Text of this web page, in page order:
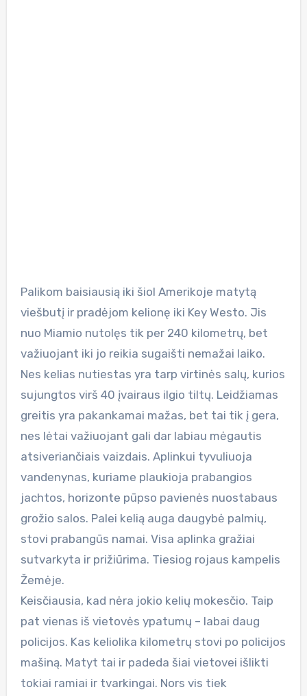
Palikom baisiausią iki šiol Amerikoje matytą
viešbutį ir pradėjom kelionę iki Key Westo. Jis
nuo Miamio nutolęs tik per 240 kilometrų, bet
važiuojant iki jo reikia sugaišti nemažai laiko.
Nes kelias nutiestas yra tarp virtinės salų, kurios
sujungtos virš 40 įvairaus ilgio tiltų. Leidžiamas
greitis yra pakankamai mažas, bet tai tik į gera,
nes lėtai važiuojant gali dar labiau mėgautis
atsiveriančiais vaizdais. Aplinkui tyvuliuoja
vandenynas, kuriame plaukioja prabangios
jachtos, horizonte pūpso pavienės nuostabaus
grožio salos. Palei kelią auga daugybė palmių,
stovi prabangūs namai. Visa aplinka gražiai
sutvarkyta ir prižiūrima. Tiesiog rojaus kampelis
Žemėje.
Keisčiausia, kad nėra jokio kelių mokesčio. Taip
pat vienas iš vietovės ypatumų – labai daug
policijos. Kas keliolika kilometrų stovi po policijos
mašiną. Matyt tai ir padeda šiai vietovei išlikti
tokiai ramiai ir tvarkingai. Nors vis tiek